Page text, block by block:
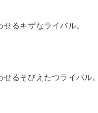
せるキザなライバル。
せるそびえたつライバル。